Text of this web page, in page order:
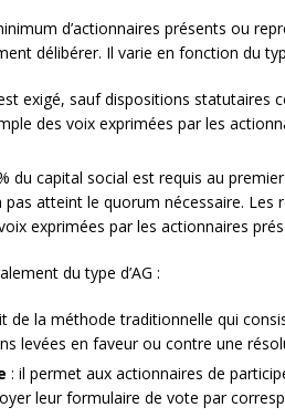
d’actionnaires présents ou
délibérer. Il varie en fonction du
exigé, sauf dispositions statutaires
des voix exprimées par les
du capital social est requis au
pas atteint le quorum nécessaire.
exprimées par les actionnaires
du type d’AG :
de la méthode traditionnelle qui
levées en faveur ou contre une
: il permet aux actionnaires de
leur formulaire de vote par